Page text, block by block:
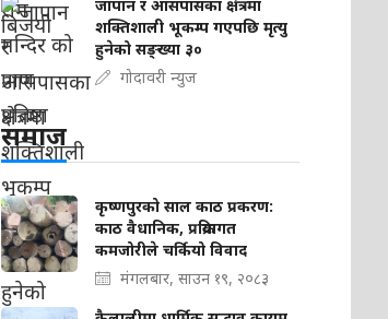
जापान र आसपासका क्षेत्रमा
शक्तिशाली भूकम्प गएपछि मृत्यु
हुनेको सङ्ख्या ३०
गोदावरी न्युज
समाज
कृष्णपुरको साल काठ प्रकरण:
काठ वैधानिक, प्रक्रियागत
कमजोरीले चर्कियो विवाद
मंगलबार, साउन १९, २०८३